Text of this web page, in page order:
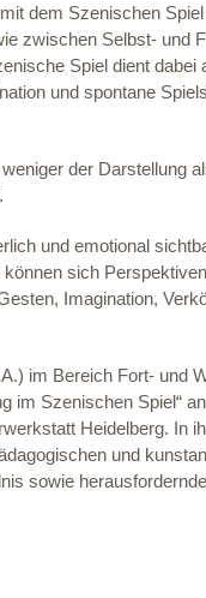
dem Szenischen
zwischen Selbst- und
Spiel dient dabei
und spontane
der Darstellung
und emotional
sich
Imagination,
im Bereich Fort- und
im Szenischen Spiel“
Heidelberg. In
und
sowie